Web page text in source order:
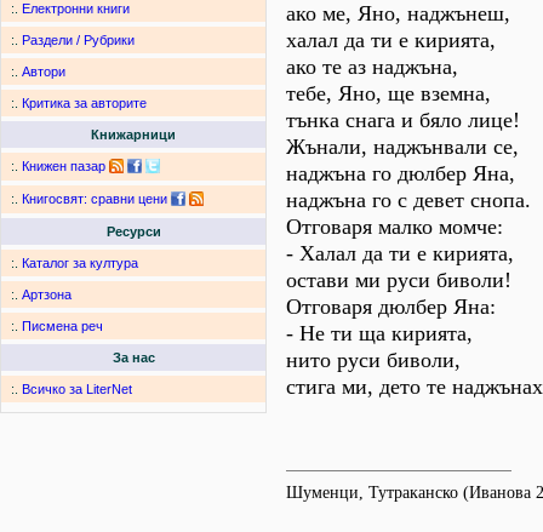
:. Електронни книги
:. Раздели / Рубрики
:. Автори
:. Критика за авторите
Книжарници
:. Книжен пазар
:. Книгосвят: сравни цени
Ресурси
:. Каталог за култура
:. Артзона
:. Писмена реч
За нас
:. Всичко за LiterNet
ако ме, Яно, наджънеш,
халал да ти е кирията,
ако те аз наджъна,
тебе, Яно, ще вземна,
тънка снага и бяло лице!
Жънали, наджънвали се,
наджъна го дюлбер Яна,
наджъна го с девет снопа.
Отговаря малко момче:
- Халал да ти е кирията,
остави ми руси биволи!
Отговаря дюлбер Яна:
- Не ти ща кирията,
нито руси биволи,
стига ми, дето те
Шуменци, Тутраканско (Иванова